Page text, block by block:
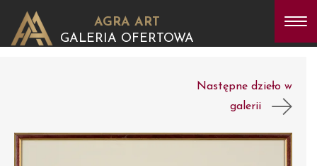
AGRA ART
GALERIA OFERTOWA
Następne dzieło w
galerii